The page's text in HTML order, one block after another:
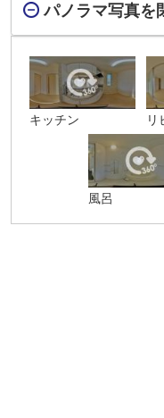
パノラマ写真を
キッチン リ
風呂